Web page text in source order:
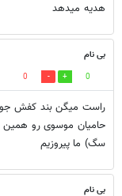
هديه ميدهد
بی نام
0
0
راست میگن بند کفش
حامیان موسوی رو همین
سگ) ما پیروزیم
بی نام